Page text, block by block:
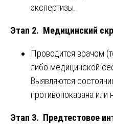
экспертизы.
Этап 2. Медицинский
Проводится врачом
либо медицинской
Выявляются
противопоказана или
Этап 3. Предтестовое